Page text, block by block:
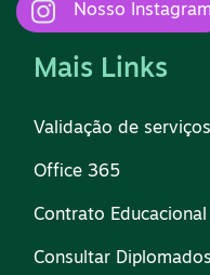
Nosso Instagram
Mais Links
Validação de
Office 365
Contrato Educacional
Consultar Diplomados